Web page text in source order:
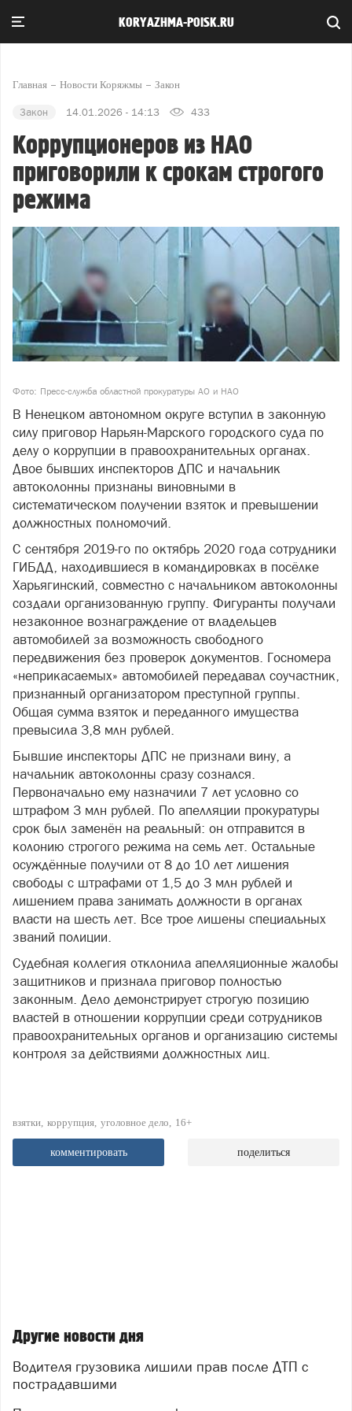
KORYAZHMA-POISK.RU
Главная Новости Коряжмы Закон
Закон 14.01.2026 - 14:13 433
Коррупционеров из НАО
приговорили к срокам строгого
режима
Фото: Пресс-служба областной прокуратуры АО и НАО
В Ненецком автономном округе вступил в законную
силу приговор Нарьян-Марского городского суда по
делу о коррупции в правоохранительных органах.
Двое бывших инспекторов ДПС и начальник
автоколонны признаны виновными в
систематическом получении взяток и превышении
должностных полномочий.
С сентября 2019-го по октябрь 2020 года сотрудники
ГИБДД, находившиеся в командировках в посёлке
Харьягинский, совместно с начальником автоколонны
создали организованную группу. Фигуранты получали
незаконное вознаграждение от владельцев
автомобилей за возможность свободного
передвижения без проверок документов. Госномера
«неприкасаемых» автомобилей передавал соучастник,
признанный организатором преступной группы.
Общая сумма взяток и переданного имущества
превысила 3,8 млн рублей.
Бывшие инспекторы ДПС не признали вину, а
начальник автоколонны сразу сознался.
Первоначально ему назначили 7 лет условно со
штрафом 3 млн рублей. По апелляции прокуратуры
срок был заменён на реальный: он отправится в
колонию строгого режима на семь лет. Остальные
осуждённые получили от 8 до 10 лет лишения
свободы с штрафами от 1,5 до 3 млн рублей и
лишением права занимать должности в органах
власти на шесть лет. Все трое лишены специальных
званий полиции.
Судебная коллегия отклонила апелляционные жалобы
защитников и признала приговор полностью
законным. Дело демонстрирует строгую позицию
властей в отношении коррупции среди сотрудников
правоохранительных органов и организацию системы
контроля за действиями должностных лиц.
взятки коррупция уголовное дело 16+
комментировать поделиться
Другие новости дня
Водителя грузовика лишили прав после ДТП с
пострадавшими